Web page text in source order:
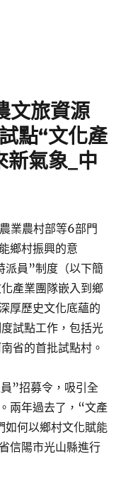
文旅資源
點“文化產
新氣象_中
業農村部等6部門
鄉村振興的意
派員”制度（以下簡
產業團隊嵌入到鄉
厚歷史文化底蘊的
試點工作，包括光
省的首批試點村。
”招募令，吸引全
兩年過去了，“文產
如何以鄉村文化賦能
信陽市光山縣進行